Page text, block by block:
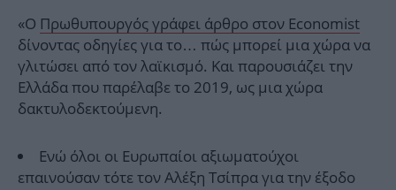
«Ο Πρωθυπουργός γράφει άρθρο στον Economist
δίνοντας οδηγίες για το… πώς μπορεί μια χώρα να
γλιτώσει από τον λαϊκισμό. Και παρουσιάζει την
Ελλάδα που παρέλαβε το 2019, ως μια χώρα
δακτυλοδεκτούμενη.
Ενώ όλοι οι Ευρωπαίοι αξιωματούχοι
επαινούσαν τότε τον Αλέξη Τσίπρα για την έξοδο